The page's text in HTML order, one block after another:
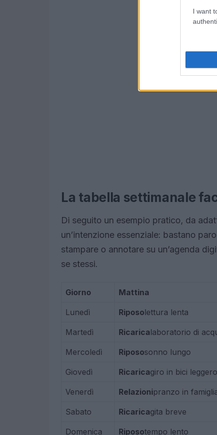
I want
La tabella settimanale
Di seguito un esempio pratico, da
un’intenzione essenziale: bastano
stampare o annotare su un’agenda
se stessi.
Giorno Mattina
Lunedì Riposolettura lenta
Martedì Ricaricalaboratorio di
Mercoledì Ripososonno lungo
Giovedì Ricaricagiro in bici leggero
Venerdì Relazionipranzo in
Sabato Ricaricagita breve
Domenica Riposotempo lento